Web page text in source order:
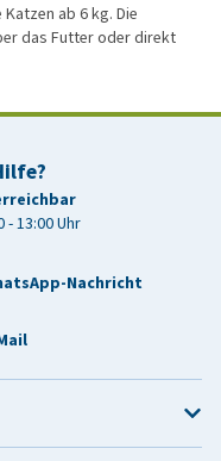
ab 6 kg. Die
das Futter oder direkt
13:00 Uhr
Nachricht